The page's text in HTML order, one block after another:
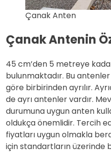
ÇanakAnten
Çanak Antenin
45 cm’den 5 metreye
bulunmaktadır. Bu
göre birbirinden ayrılır.
de ayrı antenler vardır.
durumuna uygun anten
oldukça önemlidir. Tercih
fiyatları uygun olmakla
için standartların üzerinde